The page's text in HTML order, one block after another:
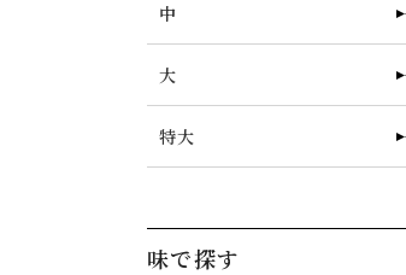
中
大
特大
味で探す